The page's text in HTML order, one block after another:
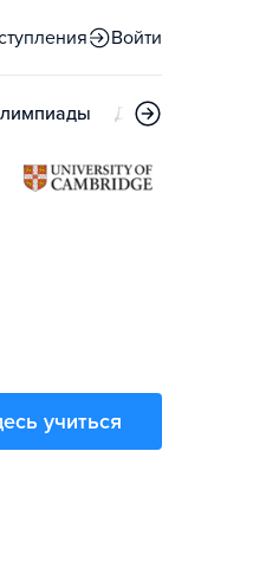
Войти
Дни открытых
учиться